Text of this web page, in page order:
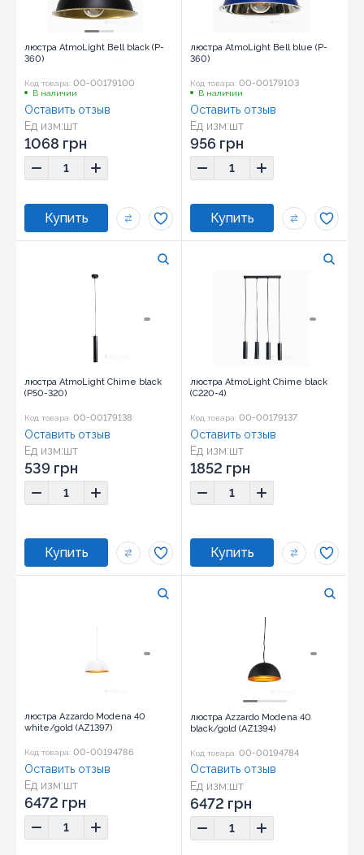
люстра AtmoLight Bell black (P-
360)
Код товара: 00-00179100
В наличии
Ед изм:шт
Оставить отзыв
1068 грн
люстра AtmoLight Bell blue (P-
360)
Код товара: 00-00179103
В наличии
Ед изм:шт
Оставить отзыв
956 грн
люстра AtmoLight Chime black
(P50-320)
Код товара: 00-00179138
Ед изм:шт
Оставить отзыв
539 грн
люстра AtmoLight Chime black
(C220-4)
Код товара: 00-00179137
Ед изм:шт
Оставить отзыв
1852 грн
люстра Azzardo Modena 40
white/gold (AZ1397)
Код товара: 00-00194786
Ед изм:шт
Оставить отзыв
6472 грн
люстра Azzardo Modena 40
black/gold (AZ1394)
Код товара: 00-00194784
Ед изм:шт
Оставить отзыв
6472 грн